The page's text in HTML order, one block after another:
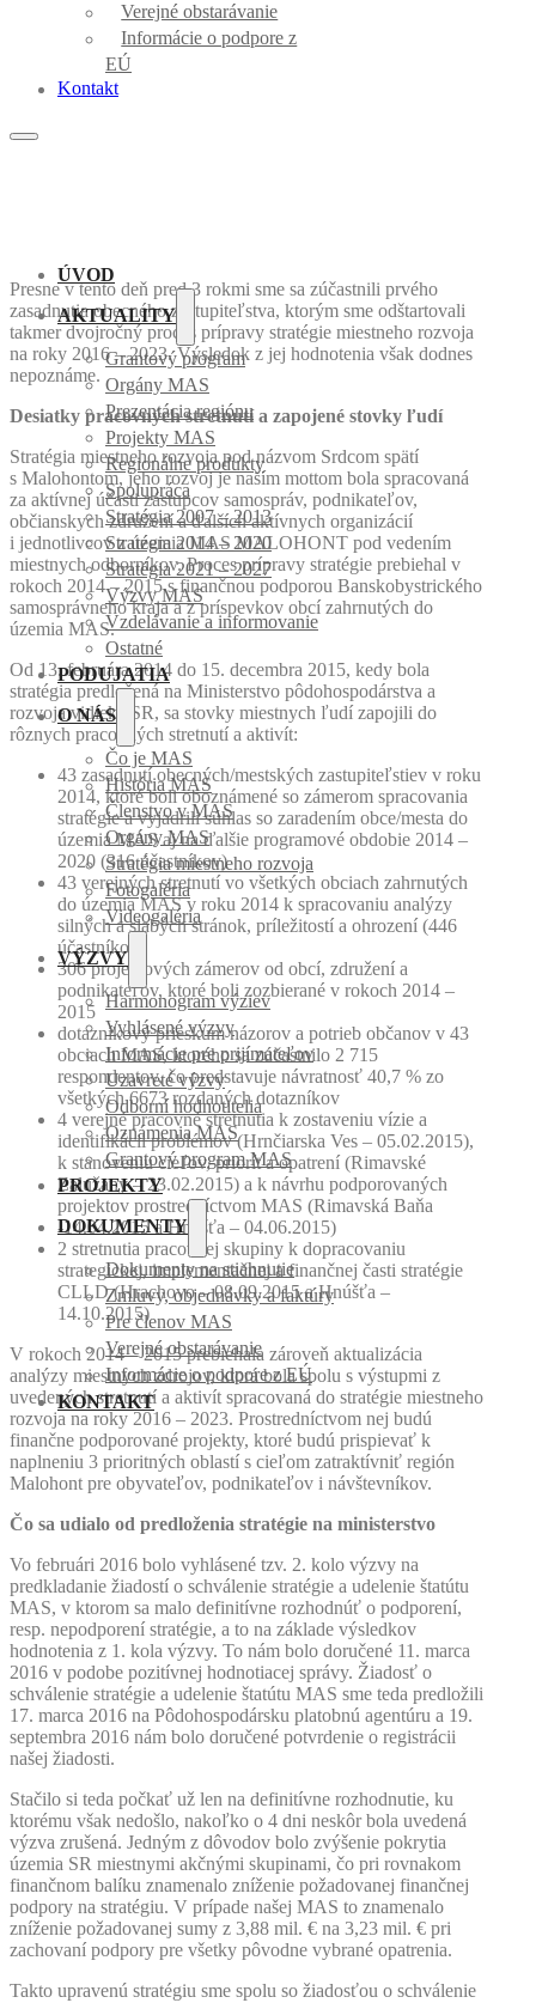
Verejné obstarávanie
Informácie o podpore z
EÚ
Kontakt
ÚVOD
AKTUALITY
Grantový program
Orgány MAS
Prezentácia regiónu
Projekty MAS
Regionálne produkty
Spolupráca
Stratégia 2007 – 2013
Stratégia 2014 – 2020
Stratégia 2021 – 2027
Výzvy MAS
Vzdelávanie a informovanie
Ostatné
PODUJATIA
O NÁS
Čo je MAS
História MAS
Členstvo v MAS
Orgány MAS
Stratégia miestneho rozvoja
Fotogaléria
Videogaléria
VÝZVY
Harmonogram výziev
Vyhlásené výzvy
Informácie pre prijímateľov
Uzavreté výzvy
Odborní hodnotitelia
Oznámenia MAS
Grantový program MAS
PROJEKTY
DOKUMENTY
Dokumenty na stiahnutie
Zmluvy, objednávky a faktúry
Pre členov MAS
Verejné obstarávanie
Informácie o podpore z EÚ
KONTAKT
Presne v tento deň pred 3 rokmi sme sa zúčastnili prvého
zasadnutia obecného zastupiteľstva, ktorým sme odštartovali
takmer dvojročný proces prípravy stratégie miestneho rozvoja
na roky 2016 – 2023. Výsledok z jej hodnotenia však dodnes
nepoznáme.
Desiatky pracovných stretnutí a zapojené stovky ľudí
Stratégia miestneho rozvoja pod názvom Srdcom spätí
s Malohontom, jeho rozvoj je naším mottom bola spracovaná
za aktívnej účasti zástupcov samospráv, podnikateľov,
občianskych združení a ďalších aktívnych organizácií
i jednotlivcov z územia MAS MALOHONT pod vedením
miestnych odborníkov. Proces prípravy stratégie prebiehal v
rokoch 2014 – 2015 s finančnou podporou Banskobystrického
samosprávneho kraja a z príspevkov obcí zahrnutých do
územia MAS.
Od 13. februára 2014 do 15. decembra 2015, kedy bola
stratégia predložená na Ministerstvo pôdohospodárstva a
rozvoja vidieka SR, sa stovky miestnych ľudí zapojili do
rôznych pracovných stretnutí a aktivít:
43 zasadnutí obecných/mestských zastupiteľstiev v roku
2014, ktoré boli oboznámené so zámerom spracovania
stratégie a vyjadrili súhlas so zaradením obce/mesta do
územia MAS aj na ďalšie programové obdobie 2014 –
2020 (316 účastníkov)
43 verejných stretnutí vo všetkých obciach zahrnutých
do územia MAS v roku 2014 k spracovaniu analýzy
silných a slabých stránok, príležitostí a ohrození (446
účastníkov)
306 projektových zámerov od obcí, združení a
podnikateľov, ktoré boli zozbierané v rokoch 2014 –
2015
dotazníkový prieskum názorov a potrieb občanov v 43
obciach MAS, ktorého sa zúčastnilo 2 715
respondentov, čo predstavuje návratnosť 40,7 % zo
všetkých 6673 rozdaných dotazníkov
4 verejné pracovné stretnutia k zostaveniu vízie a
identifikácii problémov (Hrnčiarska Ves – 05.02.2015),
k stanoveniu cieľov, priorít a opatrení (Rimavské
Zalužany – 23.02.2015) a k návrhu podporovaných
projektov prostredníctvom MAS (Rimavská Baňa
-14.04.2015 a Hnúšťa – 04.06.2015)
2 stretnutia pracovnej skupiny k dopracovaniu
strategickej, implementačnej a finančnej časti stratégie
CLLD (Hrachovo – 08.09.2015 a Hnúšťa –
14.10.2015)
V rokoch 2014 – 2015 prebiehala zároveň aktualizácia
analýzy miestnych zdrojov, ktorá bola spolu s výstupmi z
uvedených stretnutí a aktivít spracovaná do stratégie miestneho
rozvoja na roky 2016 – 2023. Prostredníctvom nej budú
finančne podporované projekty, ktoré budú prispievať k
naplneniu 3 prioritných oblastí s cieľom zatraktívniť región
Malohont pre obyvateľov, podnikateľov i návštevníkov.
Čo sa udialo od predloženia stratégie na ministerstvo
Vo februári 2016 bolo vyhlásené tzv. 2. kolo výzvy na
predkladanie žiadostí o schválenie stratégie a udelenie štatútu
MAS, v ktorom sa malo definitívne rozhodnúť o podporení,
resp. nepodporení stratégie, a to na základe výsledkov
hodnotenia z 1. kola výzvy. To nám bolo doručené 11. marca
2016 v podobe pozitívnej hodnotiacej správy. Žiadosť o
schválenie stratégie a udelenie štatútu MAS sme teda predložili
17. marca 2016 na Pôdohospodársku platobnú agentúru a 19.
septembra 2016 nám bolo doručené potvrdenie o registrácii
našej žiadosti.
Stačilo si teda počkať už len na definitívne rozhodnutie, ku
ktorému však nedošlo, nakoľko o 4 dni neskôr bola uvedená
výzva zrušená. Jedným z dôvodov bolo zvýšenie pokrytia
územia SR miestnymi akčnými skupinami, čo pri rovnakom
finančnom balíku znamenalo zníženie požadovanej finančnej
podpory na stratégiu. V prípade našej MAS to znamenalo
zníženie požadovanej sumy z 3,88 mil. € na 3,23 mil. € pri
zachovaní podpory pre všetky pôvodne vybrané opatrenia.
Takto upravenú stratégiu sme spolu so žiadosťou o schválenie